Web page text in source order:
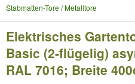
Stabmatten-Tore / Metalltore
Elektrisches
Basic (2-flügelig)
RAL 7016; Breite